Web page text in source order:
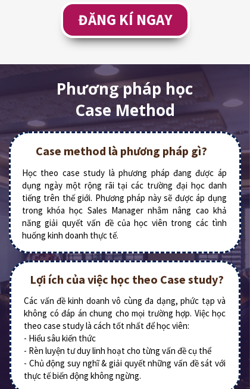
ĐĂNG KÍ NGAY
Phương pháp học
Case Method
Học theo case study là phương pháp đang được áp
dụng ngày một rộng rãi tại các trường đại học danh
tiếng trên thế giới. Phương pháp này sẽ được áp dụng
trong khóa học Sales Manager nhằm nâng cao khả
năng giải quyết vấn đề của học viên trong các tình
huống kinh doanh thực tế.
Case method là phương pháp gì?
Các vấn đề kinh doanh vô cùng đa dạng, phức tạp và
không có đáp án chung cho mọi trường hợp. Việc học
theo case study là cách tốt nhất để học viên:
- Hiểu sâu kiến thức
- Rèn luyện tư duy linh hoạt cho từng vấn đề cụ thể
- Chủ động suy nghĩ & giải quyết những vấn đề sát với
thực tế biến động không ngừng.
Lợi ích của việc học theo Case study?